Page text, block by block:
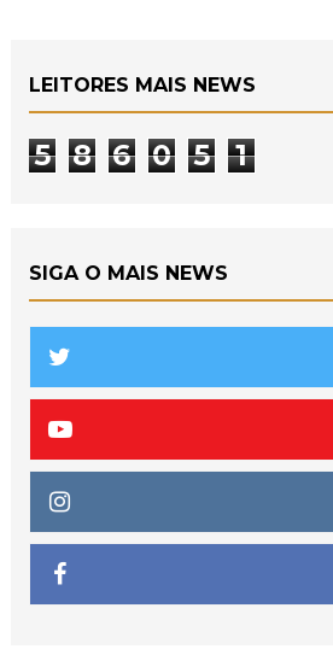
LEITORES MAIS NEWS
5 8 6 0 5 1
SIGA O MAIS NEWS